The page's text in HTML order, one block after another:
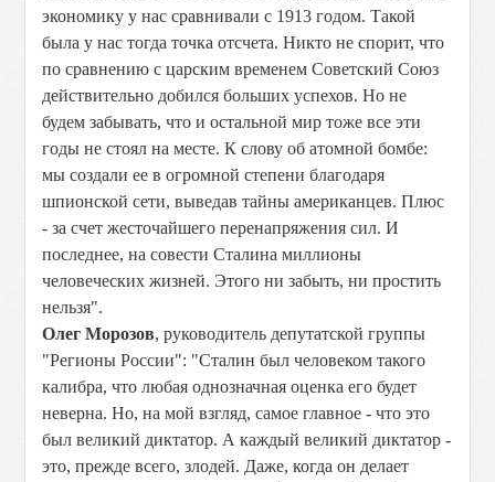
экономику у нас сравнивали с 1913 годом. Такой
была у нас тогда точка отсчета. Никто не спорит, что
по сравнению с царским временем Советский Союз
действительно добился больших успехов. Но не
будем забывать, что и остальной мир тоже все эти
годы не стоял на месте. К слову об атомной бомбе:
мы создали ее в огромной степени благодаря
шпионской сети, выведав тайны американцев. Плюс
- за счет жесточайшего перенапряжения сил. И
последнее, на совести Сталина миллионы
человеческих жизней. Этого ни забыть, ни простить
нельзя".
Олег Морозов, руководитель депутатской группы
"Регионы России": "Сталин был человеком такого
калибра, что любая однозначная оценка его будет
неверна. Но, на мой взгляд, самое главное - что это
был великий диктатор. А каждый великий диктатор -
это, прежде всего, злодей. Даже, когда он делает